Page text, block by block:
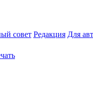
совет Редакция Для